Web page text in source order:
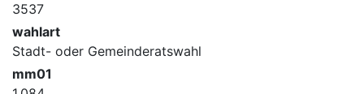
3537
wahlart
Stadt- oder Gemeinderatswahl
mm01